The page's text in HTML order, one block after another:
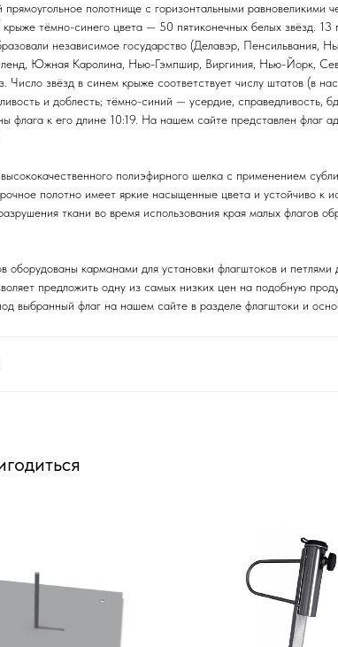
прямоугольное полотнище с горизонтальными
тёмно-синего цвета — 50 пятиконечных белых звёзд. 13
независимое государство (Делавэр, Пенсильвания,
Южная Каролина, Нью-Гэмпшир, Виргиния, Нью-Йорк,
Число звёзд в синем крыже соответствует числу штатов (в
и доблесть; тёмно-синий — усердие, справедливость,
флага к его длине 10:19. На нашем сайте представлен флаг
полиэфирного шелка с применением
полотно имеет яркие насыщенные цвета и устойчиво к
ткани во время использования края малых флагов
оборудованы карманами для установки флагштоков и
предложить одну из самых низких цен на подобную
выбранный флаг на нашем сайте в разделе флагштоки и